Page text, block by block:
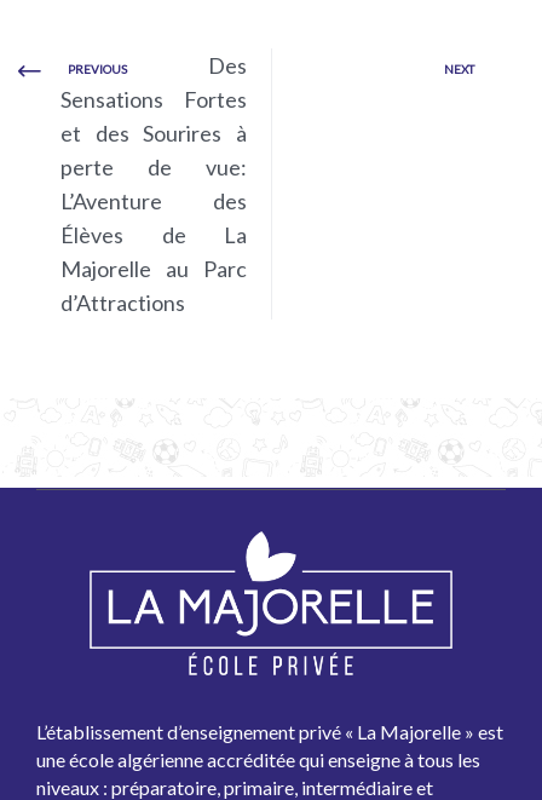
PREVIOUS
Des
Sensations Fortes
et des Sourires à
perte de vue:
L’Aventure des
Élèves de La
Majorelle au Parc
d’Attractions
NEXT
L’établissement d’enseignement privé « La Majorelle » est
une école algérienne accréditée qui enseigne à tous les
niveaux : préparatoire, primaire, intermédiaire et